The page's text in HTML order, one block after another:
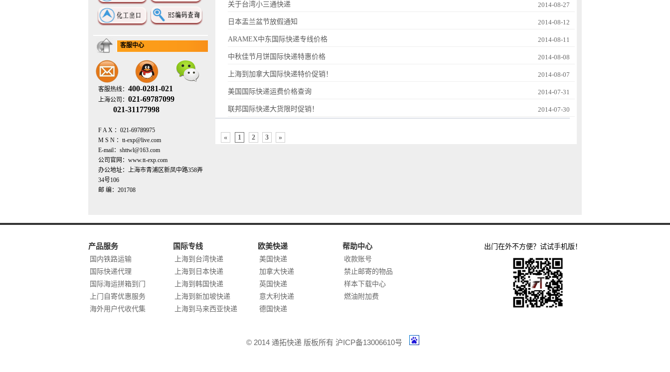
客服中心
客服热线： 400-0281-021
上海公司： 021-69787099
021-31177998
F A X ：021-69789975
M S N ：tt-exp@live.com
E-mail：shttwl@163.com
公司官网：www.tt-exp.com
办公地址：上海市青浦区新凤中路358弄
34号106
邮 编：201708
2014-08-27
关于台湾小三通快递
2014-08-12
日本盂兰盆节放假通知
2014-08-11
ARAMEX中东国际快递专线价格
2014-08-08
中秋佳节月饼国际快递特惠价格
2014-08-07
上海到加拿大国际快递特价促销！
2014-07-31
美国国际快递运费价格查询
2014-07-30
联邦国际快递大货限时促销！
« 1 2 3 »
产品服务
国内铁路运输
国际快递代理
国际海运拼箱到门
上门自寄优惠服务
海外用户代收代集
国际专线
上海到台湾快递
上海到日本快递
上海到韩国快递
上海到新加坡快递
上海到马来西亚快递
欧美快递
美国快递
加拿大快递
英国快递
意大利快递
德国快递
帮助中心
收款账号
禁止邮寄的物品
样本下载中心
燃油附加费
出门在外不方便？试试手机版！
© 2014 通拓快递 版板所有 沪ICP备13006610号